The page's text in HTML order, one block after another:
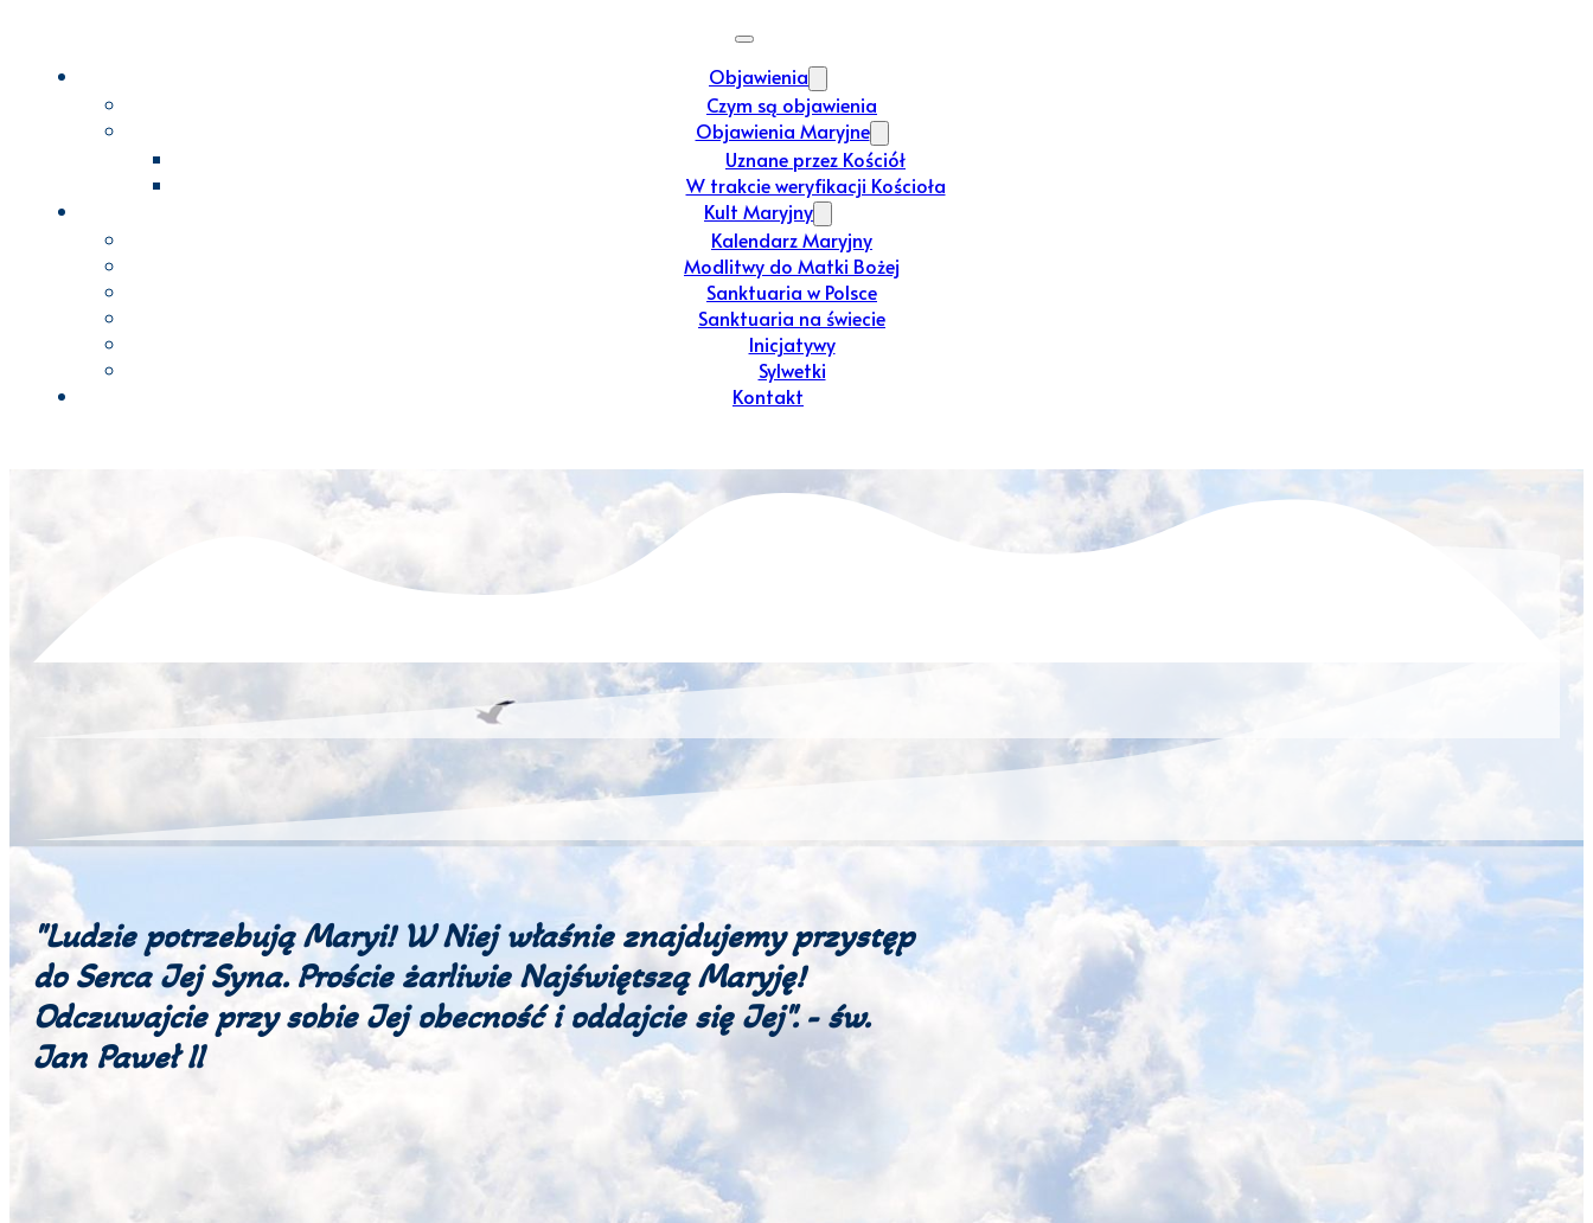
Objawienia
Czym są objawienia
Objawienia Maryjne
Uznane przez Kościół
W trakcie weryfikacji Kościoła
Kult Maryjny
Kalendarz Maryjny
Modlitwy do Matki Bożej
Sanktuaria w Polsce
Sanktuaria na świecie
Inicjatywy
Sylwetki
Kontakt
"Ludzie potrzebują Maryi! W Niej właśnie znajdujemy przystęp
do Serca Jej Syna. Proście żarliwie Najświętszą Maryję!
Odczuwajcie przy sobie Jej obecność i oddajcie się Jej". - św.
Jan Paweł II